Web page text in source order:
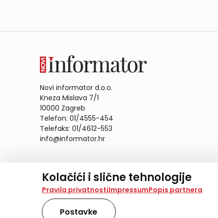
Kolačići i slične tehnologije
Na našoj web stranici koristimo kolačiće i slične
analiziramo promet na stranici te prikazujemo
također koriste ove tehnologije.
Pravila privatnostiImpressumPopis partnera
Postavke
Novi informator d.o.o.
Kneza Mislava 7/1
10000 Zagreb
Telefon: 01/4555-454
Telefaks: 01/4612-553
info@informator.hr